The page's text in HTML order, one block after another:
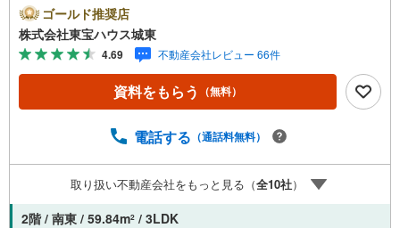
カレンダーの作成▽ご購入後もお客様の人生のパートナー
として暮らしの「安心」を守り続けます。【Yahoo！ 不動
産キャンペーン対象店舗】当店で物件を成約するとPayPay
ボーナスライトがもらえる「Yahoo！ 不動産 物件ご成約キ
ャンペーン」の対象になります。「資料をもらう」「見学
予約をする」ボタンからお問い合わせください。※必ずYah
スライトは出金と譲渡はできません。ご案内・詳細な資料
時受け付けております！■頭金0円からのご購入可能です■
（諸費用もOK）お気軽にお問い合わせください。
ゴールド推奨店
株式会社東宝ハウス城東
4.69 不動産会社レビュー 66件
資料をもらう （無料）
電話する （通話料無料）
取り扱い不動産会社をもっと見る（全10社）
2階 / 南東 / 59.84m2 / 3LDK